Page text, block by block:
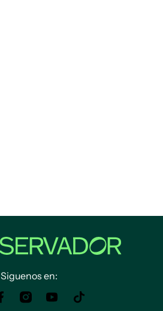
Siguenos en: